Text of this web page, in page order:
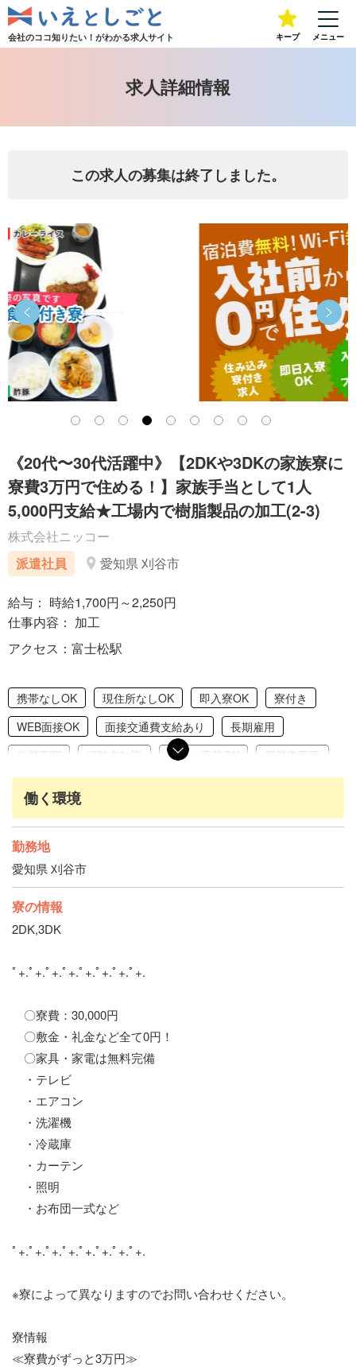
会社のココ知りたい！がわかる求人サイト キープ メニュー
求人詳細情報
この求人の募集は終了しました。
派遣社員 愛知県 刈谷市
《20代〜30代活躍中》【2DKや3DKの家族寮に
寮費3万円で住める！】家族手当として1人
5,000円支給★工場内で樹脂製品の加工(2-3)
株式会社ニッコー
給与： 時給1,700円～2,250円
仕事内容： 加工
アクセス：富士松駅
携帯なしOK 現住所なしOK 即入寮OK
寮付き
WEB面接OK
面接交通費支給あり
長期雇用
学歴不問
経験者歓迎 友達と応募OK
履歴書不要
働く環境
勤務地
愛知県 刈谷市
寮の情報
2DK,3DK
ﾟ+.ﾟ+.ﾟ+.ﾟ+.ﾟ+.ﾟ+.ﾟ+.ﾟ+.
〇寮費：30,000円
〇敷金・礼金など全て0円！
〇家具・家電は無料完備
・テレビ
・エアコン
・洗濯機
・冷蔵庫
・カーテン
・照明
・お布団一式など
ﾟ+.ﾟ+.ﾟ+.ﾟ+.ﾟ+.ﾟ+.ﾟ+.ﾟ+.
※寮によって異なりますのでお問い合わせください。
寮情報
≪寮費がずっと3万円≫